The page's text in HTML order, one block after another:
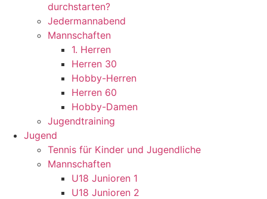
durchstarten?
Jedermannabend
Mannschaften
1. Herren
Herren 30
Hobby-Herren
Herren 60
Hobby-Damen
Jugendtraining
Jugend
Tennis für Kinder und Jugendliche
Mannschaften
U18 Junioren 1
U18 Junioren 2